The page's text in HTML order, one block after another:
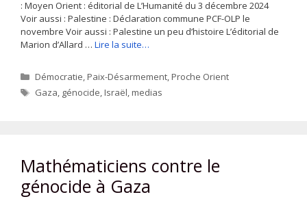
: Moyen Orient : éditorial de L’Humanité du 3 décembre 2024
Voir aussi : Palestine : Déclaration commune PCF-OLP le
novembre Voir aussi : Palestine un peu d’histoire L’éditorial de
Marion d’Allard … Lire la suite…
Catégories
Démocratie,Paix-Désarmement,Proche Orient
Étiquettes
Gaza, génocide,Israël,medias
Mathématiciens contre le
génocide à Gaza